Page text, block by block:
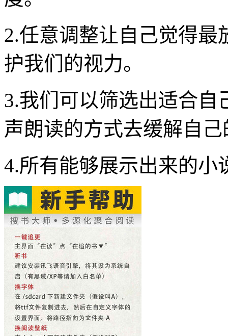
2.任意调整让自己觉得
护我们的视力。
3.我们可以筛选出适合
声朗读的方式去缓解自
4.所有能够展示出来的小